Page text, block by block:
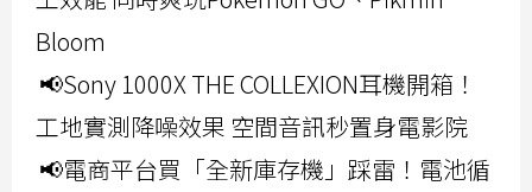
Bloom
📢Sony 1000X THE COLLEXION耳機開箱！
工地實測降噪效果 空間音訊秒置身電影院
📢電商平台買「全新庫存機」踩雷！電池循